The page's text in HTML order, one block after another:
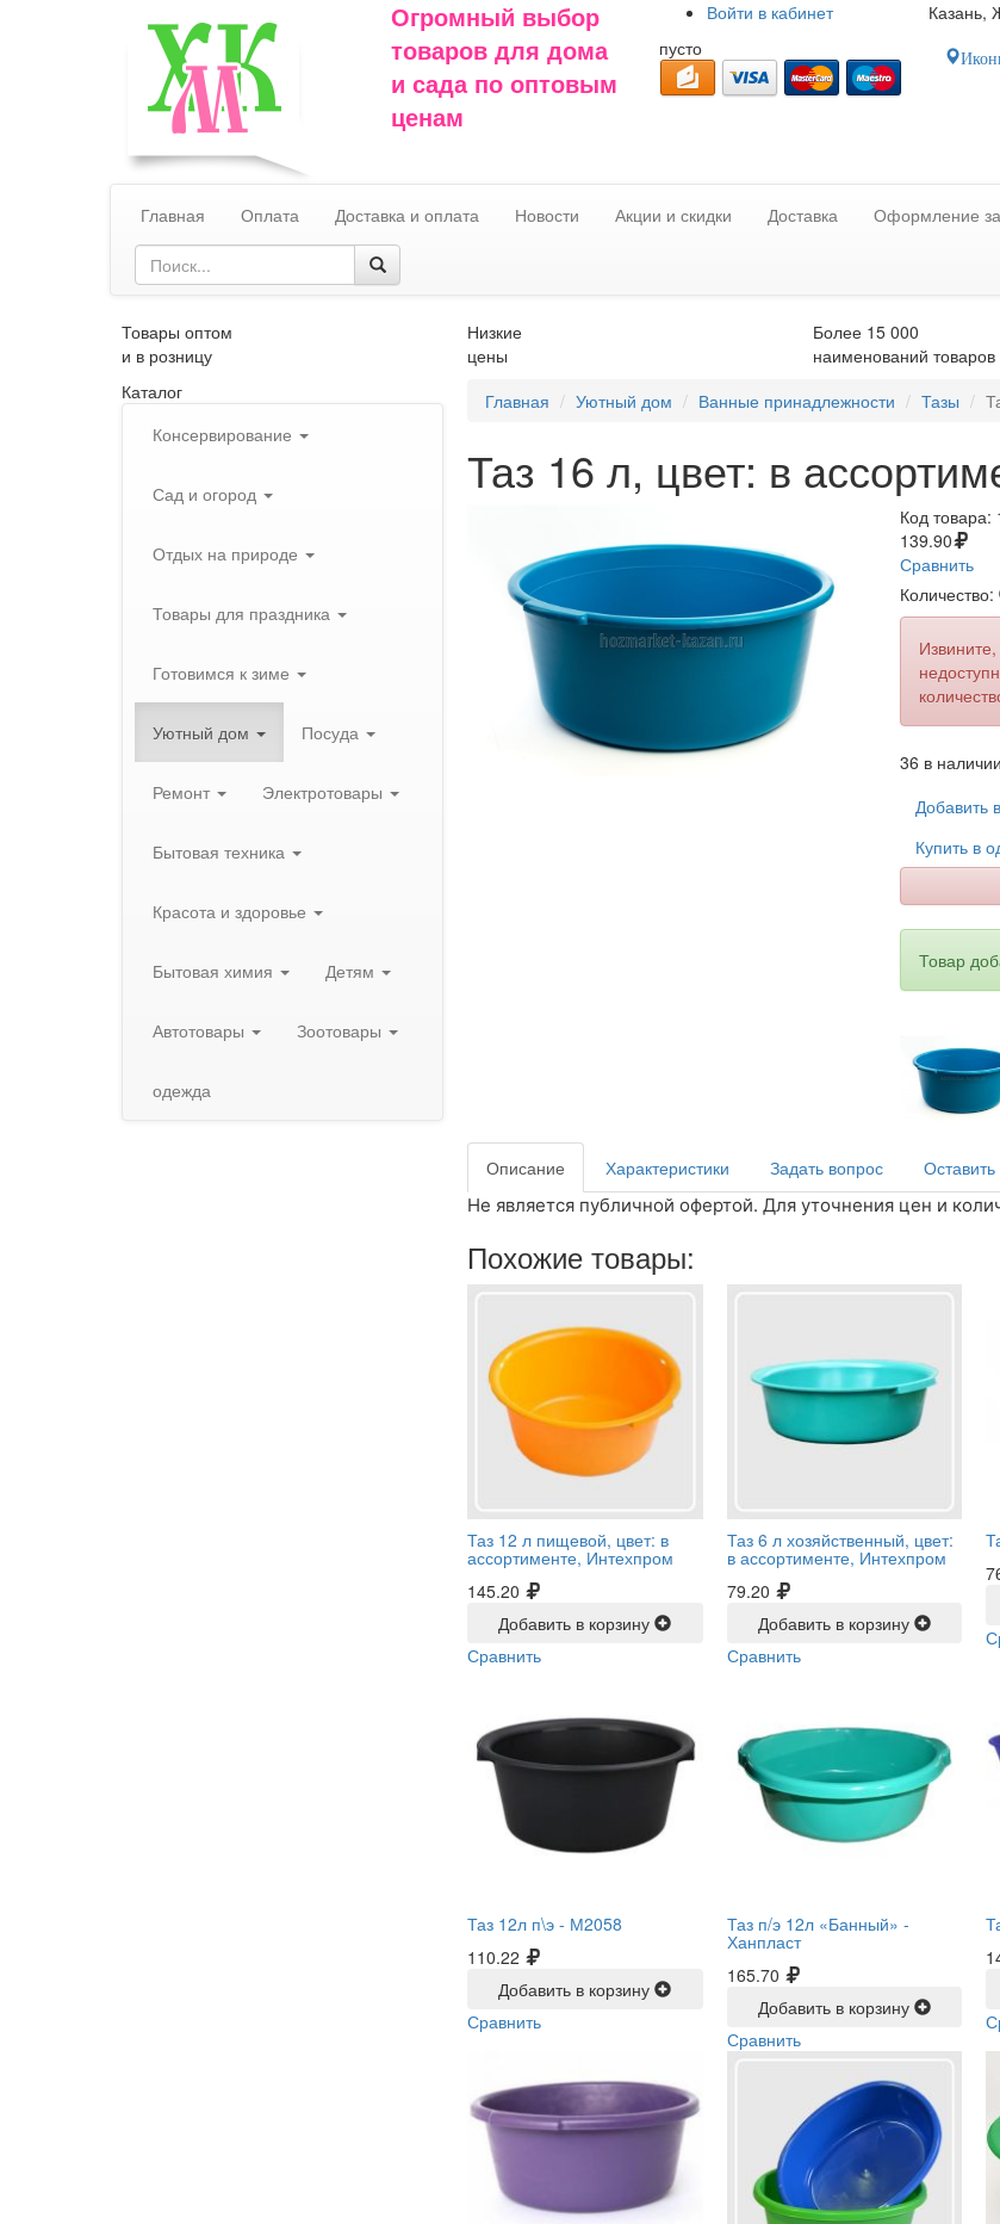
Огромный выбор
товаров для дома
и сада по оптовым
ценам
Войти в кабинет
пусто
Казань,
Главная Оплата Доставка и оплата Новости Акции и скидки Доставка Оформление
Товары оптом
и в розницу
Низкие
цены
Более 15 000
наименований товаров
Каталог
Консервирование
Сад и огород
Отдых на природе
Товары для праздника
Готовимся к зиме
Уютный дом Посуда
Ремонт Электротовары
Бытовая техника
Красота и здоровье
Бытовая химия Детям
Автотовары Зоотовары
одежда
Главная Уютный дом Ванные принадлежности Тазы
Таз 16 л, цвет: в
Код товара:
139.90
Сравнить
Количество:
36 в наличии
Добавить
Купить в
Товар
Описание Характеристики Задать вопрос Оставить
Не является публичной офертой. Для уточнения цен и
Похожие товары:
Таз 12 л пищевой, цвет: в
ассортименте, Интехпром
145.20
Добавить в корзину
Сравнить
Таз 6 л хозяйственный, цвет:
в ассортименте, Интехпром
79.20
Добавить в корзину
Сравнить
Таз 12л п\э - М2058
110.22
Добавить в корзину
Сравнить
Таз п/э 12л «Банный» -
Ханпласт
165.70
Добавить в корзину
Сравнить